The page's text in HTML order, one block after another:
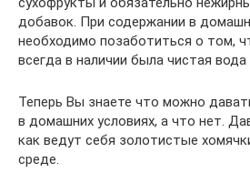
добавок. При содержании в
необходимо позаботиться о том,
всегда в наличии была чистая вода
Теперь Вы знаете что можно
в домашних условиях, а что нет.
как ведут себя золотистые
среде.